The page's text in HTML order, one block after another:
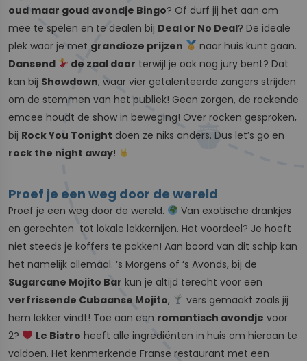
oud maar goud avondje Bingo? Of durf jij het aan om
mee te spelen en te dealen bij Deal or No Deal? De ideale
plek waar je met grandioze prijzen
naar huis kunt gaan.
Dansend
de zaal door terwijl je ook nog jury bent? Dat
kan bij Showdown, waar vier getalenteerde zangers strijden
om de stemmen van het publiek! Geen zorgen, de rockende
emcee houdt de show in beweging! Over rocken gesproken,
bij Rock You Tonight doen ze niks anders. Dus let’s go en
rock the night away!
Proef je een weg door de wereld
Proef je een weg door de wereld.
Van exotische drankjes
en gerechten tot lokale lekkernijen. Het voordeel? Je hoeft
niet steeds je koffers te pakken! Aan boord van dit schip kan
het namelijk allemaal. ‘s Morgens of ‘s Avonds, bij de
Sugarcane Mojito Bar kun je altijd terecht voor een
verfrissende Cubaanse Mojito,
vers gemaakt zoals jij
hem lekker vindt! Toe aan een romantisch avondje voor
2?
Le Bistro heeft alle ingrediënten in huis om hieraan te
voldoen. Het kenmerkende Franse restaurant met een